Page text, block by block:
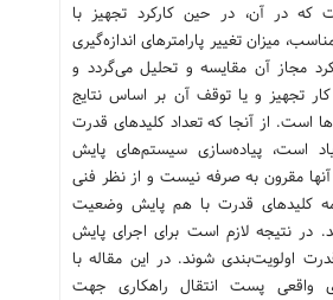
در آن، در حین کارکرد تجهیز با
میزان تغییر پارامترهای اندازه‌گیری
مجاز آن مقایسه و تحلیل می‌گردد و
تجهیز و یا توقف آن بر اساس نتایج
است. از آنجا که تعداد کلید‌های قدرت
است، پیاده‌سازی سیستم‌های پایش
مقرون به صرفه نیست و از نظر فنی
کلیدهای قدرت با هم پایش وضعیت
در نتیجه لازم است برای اجرای پایش
اولویت‌بندی شوند. در این مقاله با
واقعی پست انتقال راهکاری جهت